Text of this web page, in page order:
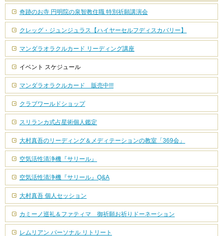
奇跡のお寺 円明院の泉智教住職 特別祈願講演会
クレッグ・ジュンジュラス【ハイヤーセルフディスカバリー】
マンダラオラクルカード リーディング講座
イベント スケジュール
マンダラオラクルカード 販売中!!!
クラブワールドショップ
スリランカ式占星術個人鑑定
大村真吾のリーディング＆メディテーションの教室「369会」
空気活性清浄機『サリール』
空気活性清浄機『サリール』Q&A
大村真吾 個人セッション
カミーノ巡礼＆ファティマ 御祈願お祈りドーネーション
レムリアン パーソナル リトリート